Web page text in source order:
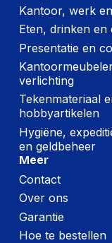
Kantoor, werk
Eten, drinken en
Presentatie en
verlichting
Tekenmateriaal
hobbyartikelen
Hygiëne,
en geldbeheer
Meer
Contact
Over ons
Garantie
Hoe te bestellen